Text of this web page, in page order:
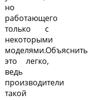
но
работающего
только с
некоторыми
моделями.Объяснить
это легко,
ведь
производители
такой